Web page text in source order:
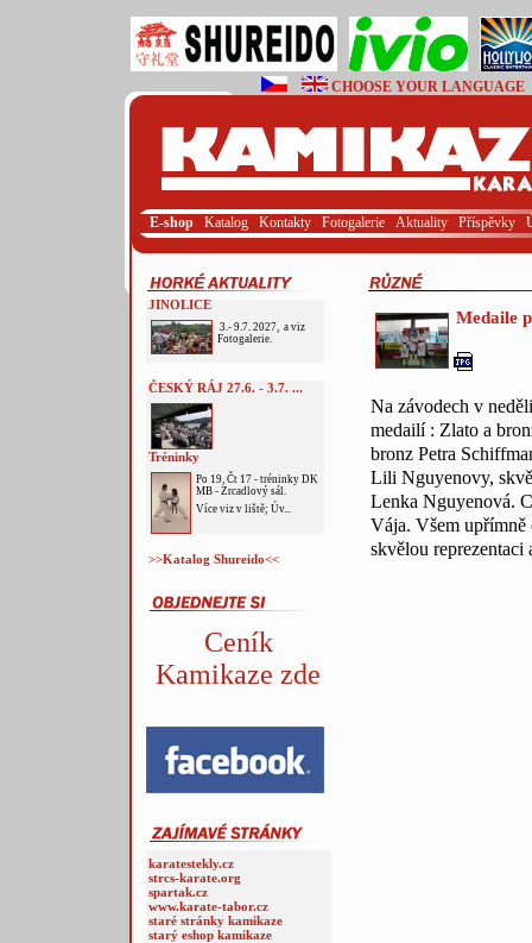
CHOOSE YOUR LANGUAGE
E-shop Katalog Kontakty Fotogalerie Aktuality Příspěvky
JINOLICE
3.- 9.7. 2027, a viz
Fotogalerie.
ČESKÝ RÁJ 27.6. - 3.7. ...
Tréninky
Po 19, Čt 17 - tréninky DK
MB - Zrcadlový sál.
Více viz v liště; Úv...
>>Katalog Shureido<<
Ceník
Kamikaze zde
karatestekly.cz
strcs-karate.org
spartak.cz
www.karate-tabor.cz
staré stránky kamikaze
starý eshop kamikaze
Medaile
Na závodech v
medailí : Zlato a
bronz Petra
Lili Nguyenovy,
Lenka Nguyenová.
Vája. Všem upřímně
skvělou reprezentaci